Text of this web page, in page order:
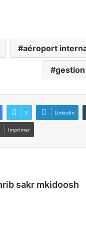
aéroport
X Linkedin
Imprimer
sakr mkidoosh